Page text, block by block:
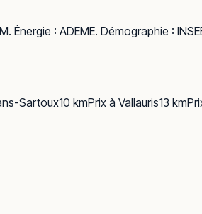
. Énergie : ADEME. Démographie :
Sartoux10 kmPrix à Vallauris13 km